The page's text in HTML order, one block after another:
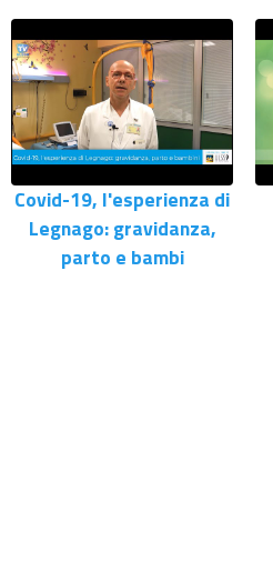
Covid-19, l'esperienza di
Legnago: gravidanza,
parto e bambi